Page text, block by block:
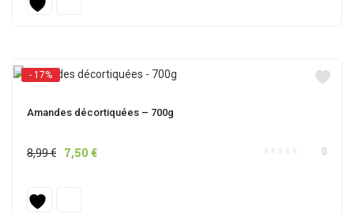
- 17%
Amandes décortiquées – 700g
0
8,99€ Le
7,50 €Le